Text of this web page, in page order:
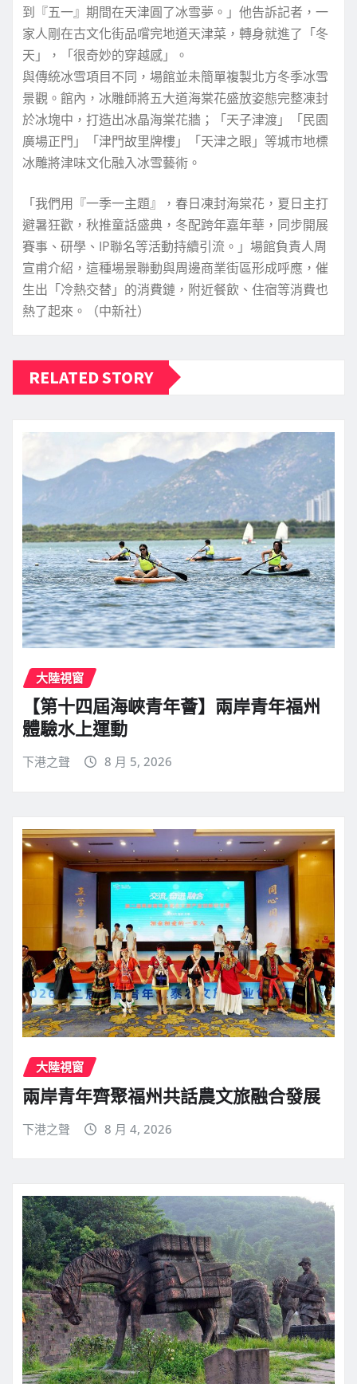
到『五一』期間在天津圓了冰雪夢。」他告訴記者，一
家人剛在古文化街品嚐完地道天津菜，轉身就進了「冬
天」，「很奇妙的穿越感」。
與傳統冰雪項目不同，場館並未簡單複製北方冬季冰雪
景觀。館內，冰雕師將五大道海棠花盛放姿態完整凍封
於冰塊中，打造出冰晶海棠花牆；「天子津渡」「民園
廣場正門」「津門故里牌樓」「天津之眼」等城市地標
冰雕將津味文化融入冰雪藝術。
「我們用『一季一主題』，春日凍封海棠花，夏日主打
避暑狂歡，秋推童話盛典，冬配跨年嘉年華，同步開展
賽事、研學、IP聯名等活動持續引流。」場館負責人周
宣甫介紹，這種場景聯動與周邊商業街區形成呼應，催
生出「冷熱交替」的消費鏈，附近餐飲、住宿等消費也
熱了起來。（中新社）
RELATED STORY
大陸視窗
【第十四屆海峽青年薈】兩岸青年福州
體驗水上運動
下港之聲 8 月 5, 2026
大陸視窗
兩岸青年齊聚福州共話農文旅融合發展
下港之聲 8 月 4, 2026